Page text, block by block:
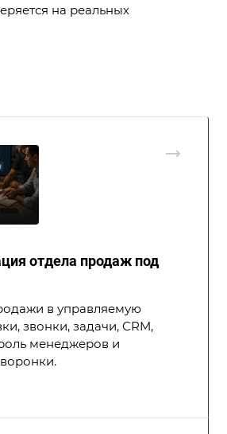
на реальных
отдела продаж под
в управляемую
звонки, задачи, CRM,
менеджеров и